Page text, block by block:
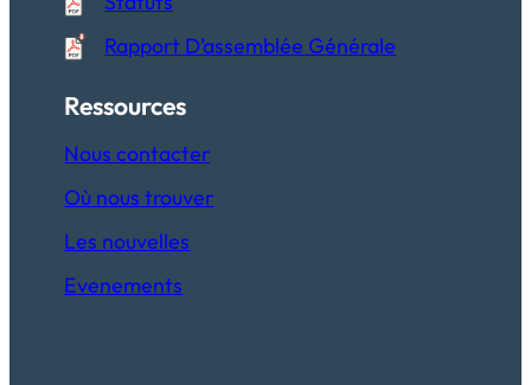
Rapport D’assemblée Générale
Ressources
Nous contacter
Où nous trouver
Les nouvelles
Evenements